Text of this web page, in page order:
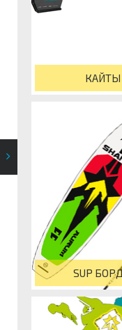
КАЙТЫ
SUP